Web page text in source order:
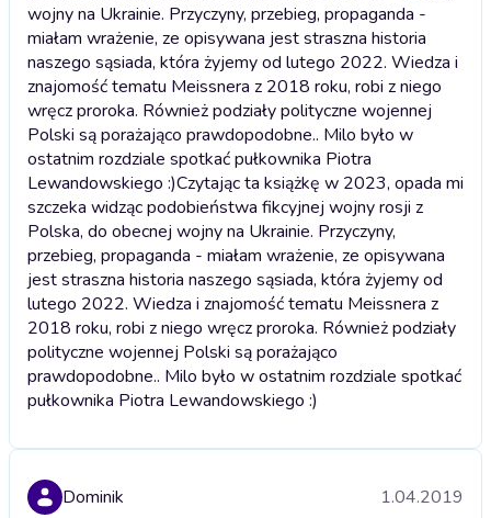
wojny na Ukrainie. Przyczyny, przebieg, propaganda -
miałam wrażenie, ze opisywana jest straszna historia
naszego sąsiada, która żyjemy od lutego 2022. Wiedza i
znajomość tematu Meissnera z 2018 roku, robi z niego
wręcz proroka. Również podziały polityczne wojennej
Polski są porażająco prawdopodobne.. Milo było w
ostatnim rozdziale spotkać pułkownika Piotra
Lewandowskiego :)Czytając ta książkę w 2023, opada mi
szczeka widząc podobieństwa fikcyjnej wojny rosji z
Polska, do obecnej wojny na Ukrainie. Przyczyny,
przebieg, propaganda - miałam wrażenie, ze opisywana
jest straszna historia naszego sąsiada, która żyjemy od
lutego 2022. Wiedza i znajomość tematu Meissnera z
2018 roku, robi z niego wręcz proroka. Również podziały
polityczne wojennej Polski są porażająco
prawdopodobne.. Milo było w ostatnim rozdziale spotkać
pułkownika Piotra Lewandowskiego :)
Dominik 1.04.2019